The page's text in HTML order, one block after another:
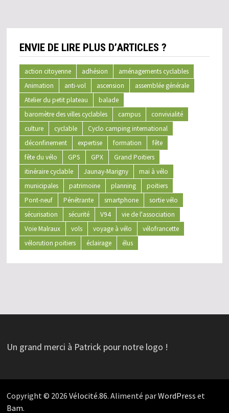
ENVIE DE LIRE PLUS D’ARTICLES ?
action citoyenne adhésion
aménagements cyclables
Animation
anti-vol ascension
assemblée générale
Atelier du petit plateau
balade
baromètre des villes cyclables
campus
convivialité
culture
cyclable
Cyclo camping international
déconfinement
expertise formation
fête
fête du vélo
GPS GPX
Grand Poitiers
itinéraire cyclable
Jaunay-Marigny
mai à vélo
municipales
patrimoine planning
poitiers
Pont-neuf
Pénétrante smartphone
sortie vélo
sécurisation
sécurité V94
vie de l'association
Voie Malraux
vols voyage à vélo
vélofrancette
vélorution poitiers
éclairage élus
Un grand merci à Patrick pour notre logo !
Copyright © 2026 Vélocité.86. Alimenté parWordPress et
Bam.